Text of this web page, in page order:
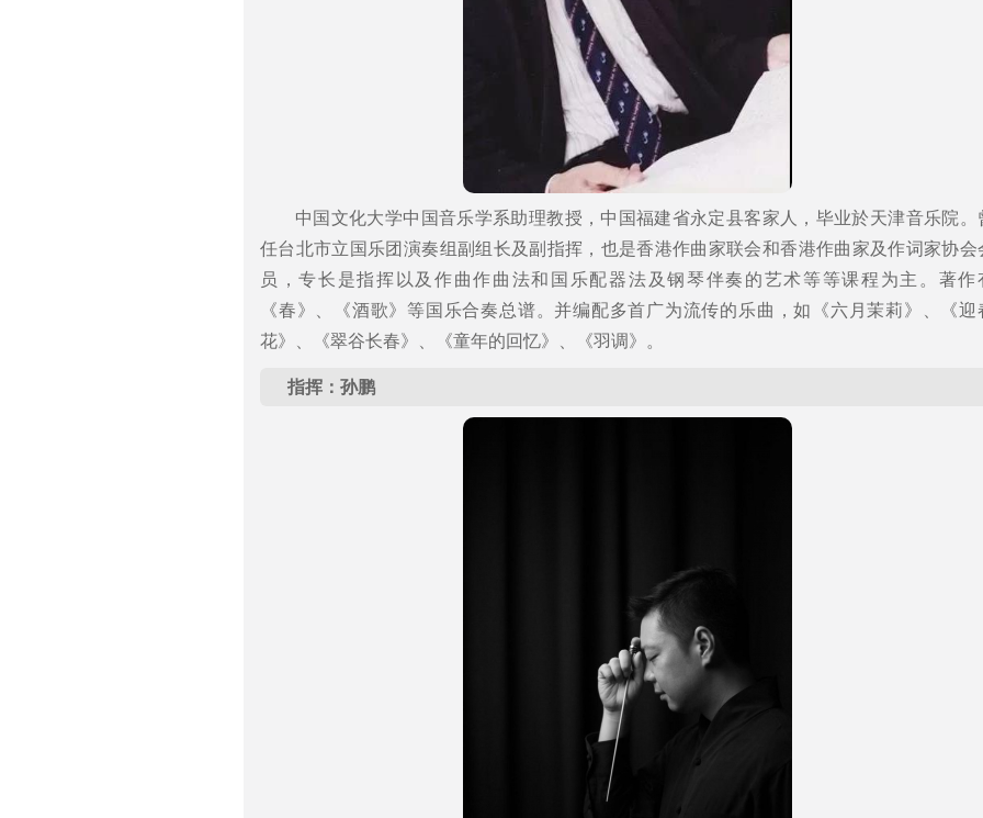
中国文化大学中国音乐学系助理教授，中国福建省永定县客家人，毕业於天津音乐院。
任台北市立国乐团演奏组副组长及副指挥，也是香港作曲家联会和香港作曲家及作词家协会
员，专长是指挥以及作曲作曲法和国乐配器法及钢琴伴奏的艺术等等课程为主。著作
《春》、《酒歌》等国乐合奏总谱。并编配多首广为流传的乐曲，如《六月茉莉》、《迎
花》、《翠谷长春》、《童年的回忆》、《羽调》。
指挥：孙鹏